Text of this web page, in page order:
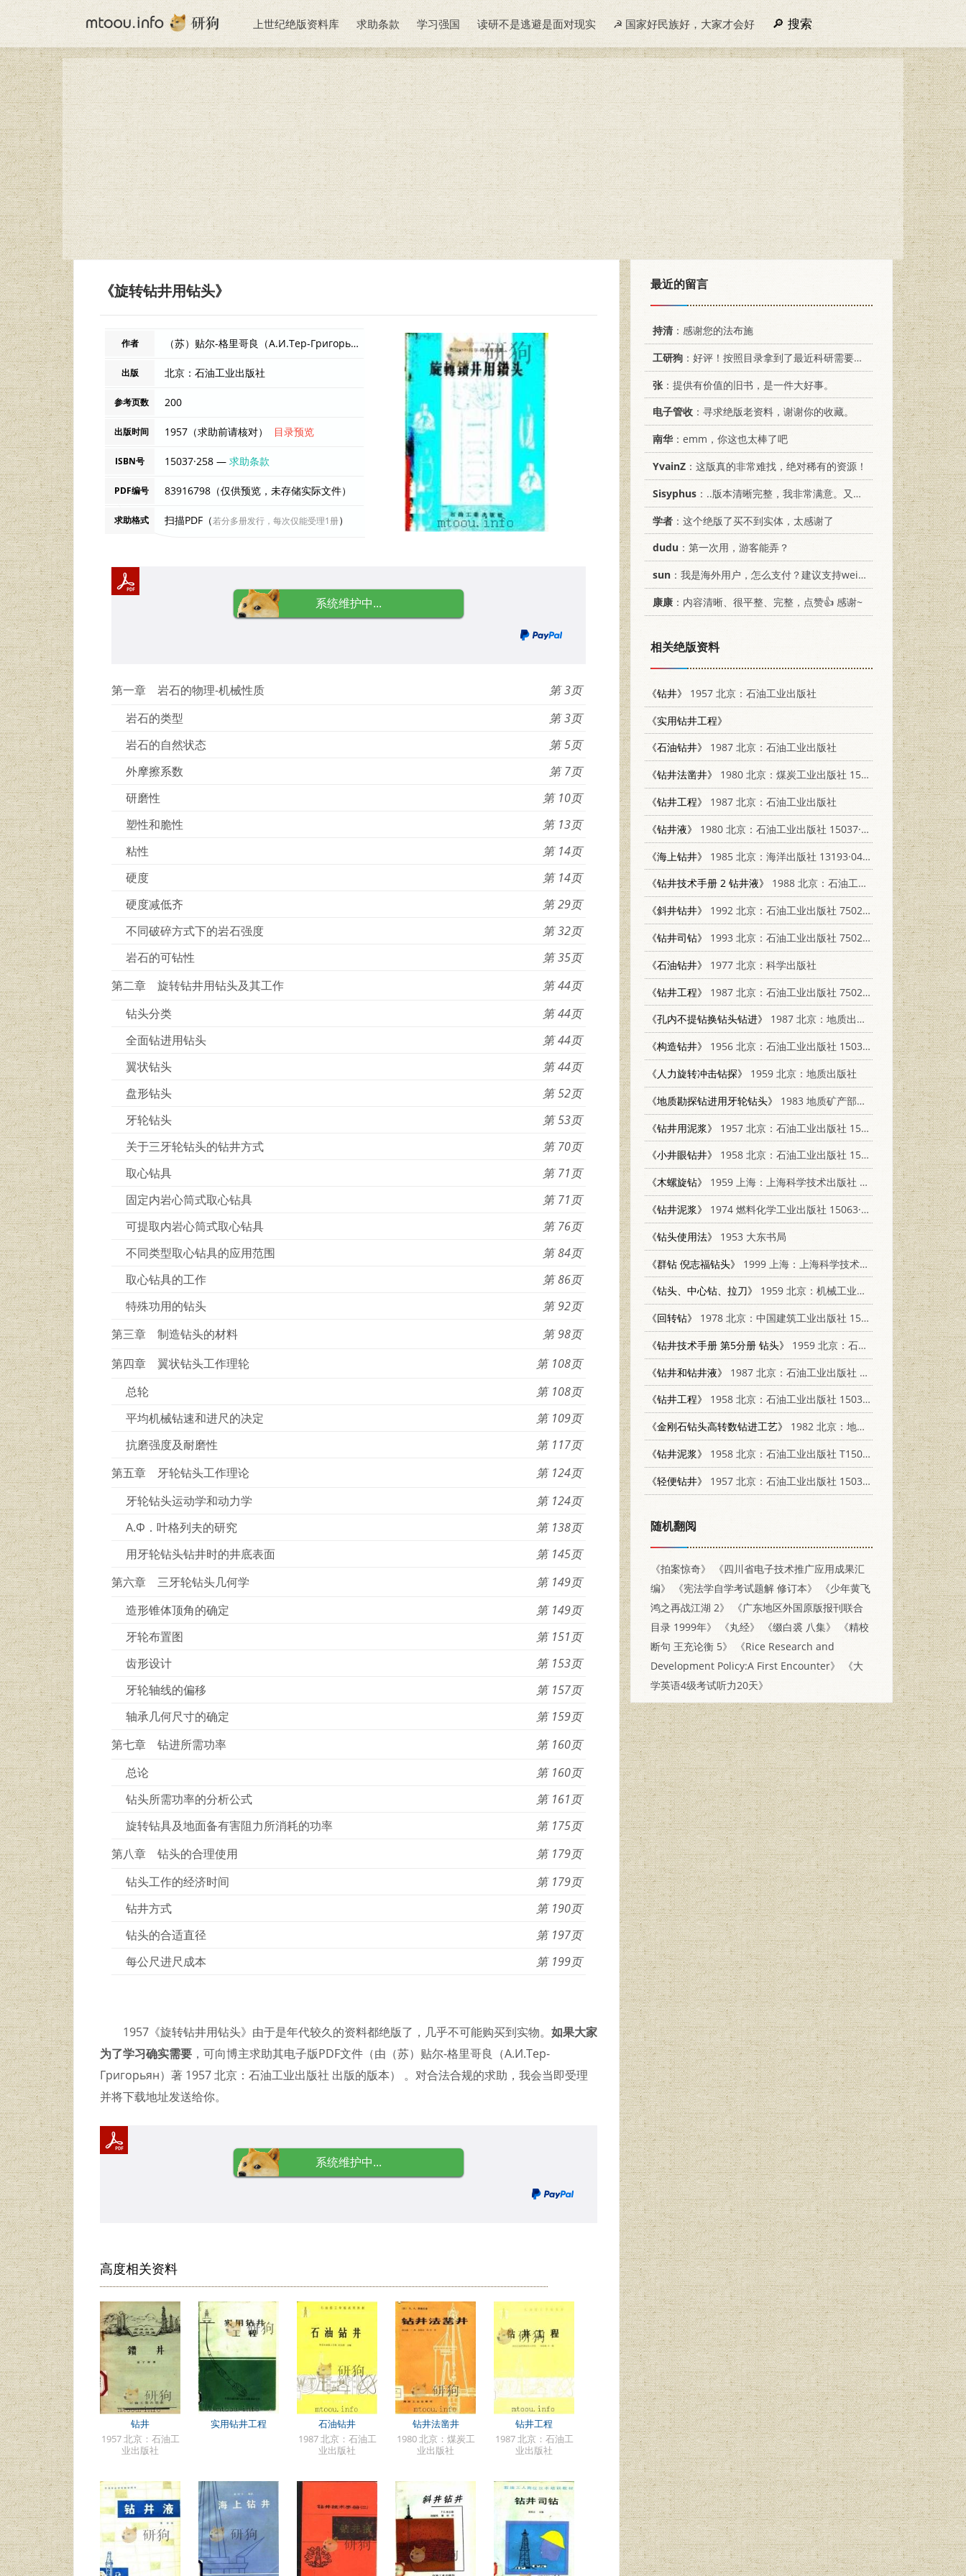
上世纪绝版资料库 求助条款 学习强国 读研不是逃避是面对现实 ☭ 国家好民族好，大家才会好 搜索
《旋转钻井用钻头》
作者 （苏）贴尔-格里哥良（А.И.Тер-Григорьян）著 编者
出版 北京：石油工业出版社
参考页数 200
出版时间 1957（求助前请核对） 目录预览
ISBN号 15037·258 —求助条款
PDF编号 83916798（仅供预览，未存储实际文件）
求助格式 扫描PDF（若分多册发行，每次仅能受理1册）
系统维护中...
第一章 岩石的物理-机械性质
3
岩石的类型
3
岩石的自然状态
5
外摩擦系数
7
研磨性
10
塑性和脆性
13
粘性
14
硬度
14
硬度减低齐
29
不同破碎方式下的岩石强度
32
岩石的可钻性
35
第二章 旋转钻井用钻头及其工作
44
钻头分类
44
全面钻进用钻头
44
翼状钻头
44
盘形钻头
52
牙轮钻头
53
关于三牙轮钻头的钻井方式
70
取心钻具
71
固定内岩心筒式取心钻具
71
可提取内岩心筒式取心钻具
76
不同类型取心钻具的应用范围
84
取心钻具的工作
86
特殊功用的钻头
92
第三章 制造钻头的材料
98
第四章 翼状钻头工作理轮
108
总轮
108
平均机械钻速和进尺的决定
109
抗磨强度及耐磨性
117
第五章 牙轮钻头工作理论
124
牙轮钻头运动学和动力学
124
А.Ф．叶格列夫的研究
138
用牙轮钻头钻井时的井底表面
145
第六章 三牙轮钻头几何学
149
造形锥体顶角的确定
149
牙轮布置图
151
齿形设计
153
牙轮轴线的偏移
157
轴承几何尺寸的确定
159
第七章 钻进所需功率
160
总论
160
钻头所需功率的分析公式
161
旋转钻具及地面备有害阻力所消耗的功率
175
第八章 钻头的合理使用
179
钻头工作的经济时间
179
钻井方式
190
钻头的合适直径
197
每公尺进尺成本
199
1957《旋转钻井用钻头》由于是年代较久的资料都绝版了，几乎不可能购买到实物。 如果大家
为了学习确实需要 ，可向博主求助其电子版PDF文件（由（苏）贴尔-格里哥良（А.И.Тер-
Григорьян）著 1957 北京：石油工业出版社 出版的版本） 。对合法合规的求助，我会当即受理
并将下载地址发送给你。
系统维护中...
高度相关资料
钻井
1957 北京：石油工
业出版社
实用钻井工程
石油钻井
1987 北京：石油工
业出版社
钻井法凿井
1980 北京：煤炭工
业出版社
钻井工程
1987 北京：石油工
业出版社
最近的留言
持清：感谢您的法布施
工研狗 ：好评！按照目录拿到了最近科研需要的材料！
张 ：提供有价值的旧书，是一件大好事。
电子管收 ：寻求绝版老资料，谢谢你的收藏。
南华：emm，你这也太棒了吧
YvainZ ：这版真的非常难找，绝对稀有的资源！
Sisyphus ：..版本清晰完整，我非常满意。又及，这本《话语的真相》...
学者 ：这个绝版了买不到实体，太感谢了
dudu ：第一次用，游客能弄？
sun ：我是海外用户，怎么支付？建议支持weixin支付
康康 ：内容清晰、很平整、完整，点赞👍 感谢~
相关绝版资料
《钻井》
1957 北京：石油工业出版社
《实用钻井工程》
《石油钻井》
1987 北京：石油工业出版社
《钻井法凿井》
1980 北京：煤炭工业出版社 15035·2300
《钻井工程》
1987 北京：石油工业出版社
《钻井液》
1980 北京：石油工业出版社 15037·2224
《海上钻井》
1985 北京：海洋出版社 13193·0448
《钻井技术手册 2 钻井液》
1988 北京：石油工业出版社 750210027Ⅹ
《斜井钻井》
1992 北京：石油工业出版社 7502108068
《钻井司钻》
1993 北京：石油工业出版社 7502109641
《石油钻井》
1977 北京：科学出版社
《钻井工程》
1987 北京：石油工业出版社 7502103651
《孔内不提钻换钻头钻进》
1987 北京：地质出版社 13038·新374
《构造钻井》
1956 北京：石油工业出版社 15037.172
《人力旋转冲击钻探》
1959 北京：地质出版社
《地质勘探钻进用牙轮钻头》
1983 地质矿产部勘探技术研究所情报室
《钻井用泥浆》
1957 北京：石油工业出版社 15037·219
《小井眼钻井》
1958 北京：石油工业出版社 15037.372
《木螺旋钻》
1959 上海：上海科学技术出版社 15119·1155
《钻井泥浆》
1974 燃料化学工业出版社 15063·2073（油47）
《钻头使用法》
1953 大东书局
《群钻 倪志福钻头》
1999 上海：上海科学技术出版社 7532351254
《钻头、中心钻、拉刀》
1959 北京：机械工业出版社 15033·1706
《回转钻》
1978 北京：中国建筑工业出版社 15040·3487
《钻井技术手册 第5分册 钻头》
1959 北京：石油工业出版社 15037·788
《钻井和钻井液》
1987 北京：石油工业出版社 15037·2724
《钻井工程》
1958 北京：石油工业出版社 15037·427
《金刚石钻头高转数钻进工艺》
1982 北京：地质出版社 15038·新751
《钻井泥浆》
1958 北京：石油工业出版社 T15037360
《轻便钻井》
1957 北京：石油工业出版社 15037289
随机翻阅
《拍案惊奇》
《四川省电子技术推广应用成果汇
编》
《宪法学自学考试题解 修订本》
《少年黄飞
鸿之再战江湖 2》
《广东地区外国原版报刊联合
目录 1999年》
《丸经》 《缀白裘 八集》
《精校
断句 王充论衡 5》
《Rice Research and
Development Policy:A First Encounter》
《大
学英语4级考试听力20天》